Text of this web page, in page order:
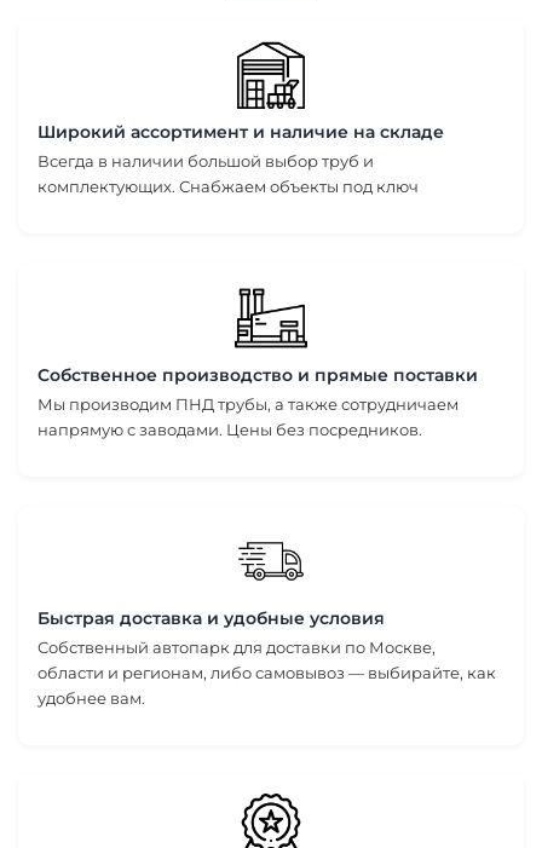
Широкий ассортимент и наличие на складе
Всегда в наличии большой выбор труб и
комплектующих. Снабжаем объекты под ключ
Собственное производство и прямые поставки
Мы производим ПНД трубы, а также сотрудничаем
напрямую с заводами. Цены без посредников.
Быстрая доставка и удобные условия
Собственный автопарк для доставки по Москве,
области и регионам, либо самовывоз — выбирайте, как
удобнее вам.